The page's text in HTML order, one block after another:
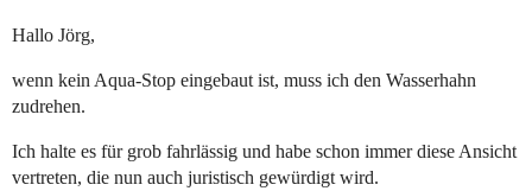
Hallo Jörg,
wenn kein Aqua-Stop eingebaut ist, muss ich den Wasserhahn
zudrehen.
Ich halte es für grob fahrlässig und habe schon immer diese Ansicht
vertreten, die nun auch juristisch gewürdigt wird.